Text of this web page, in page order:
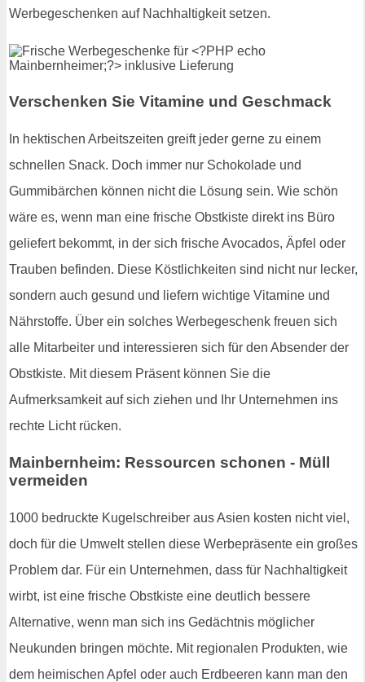
Werbegeschenken auf Nachhaltigkeit setzen.
Verschenken Sie Vitamine und Geschmack
In hektischen Arbeitszeiten greift jeder gerne zu einem
schnellen Snack. Doch immer nur Schokolade und
Gummibärchen können nicht die Lösung sein. Wie schön
wäre es, wenn man eine frische Obstkiste direkt ins Büro
geliefert bekommt, in der sich frische Avocados, Äpfel oder
Trauben befinden. Diese Köstlichkeiten sind nicht nur lecker,
sondern auch gesund und liefern wichtige Vitamine und
Nährstoffe. Über ein solches Werbegeschenk freuen sich
alle Mitarbeiter und interessieren sich für den Absender der
Obstkiste. Mit diesem Präsent können Sie die
Aufmerksamkeit auf sich ziehen und Ihr Unternehmen ins
rechte Licht rücken.
Mainbernheim: Ressourcen schonen - Müll
vermeiden
1000 bedruckte Kugelschreiber aus Asien kosten nicht viel,
doch für die Umwelt stellen diese Werbepräsente ein großes
Problem dar. Für ein Unternehmen, dass für Nachhaltigkeit
wirbt, ist eine frische Obstkiste eine deutlich bessere
Alternative, wenn man sich ins Gedächtnis möglicher
Neukunden bringen möchte. Mit regionalen Produkten, wie
dem heimischen Apfel oder auch Erdbeeren kann man den